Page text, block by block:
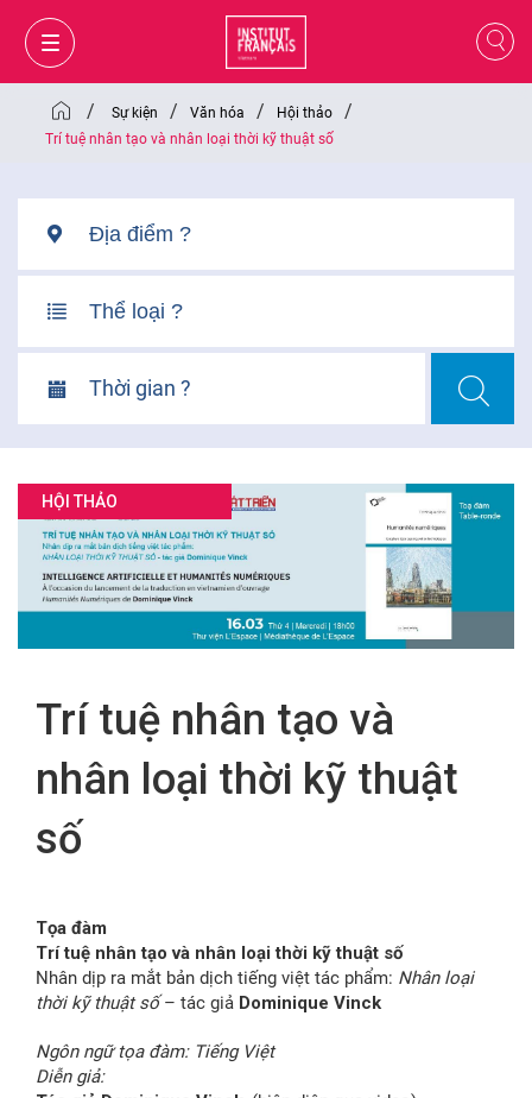
GIỎ HÀNG ĐĂNG NHẬP
/ Sự kiện / Văn hóa / Hội thảo /
Trí tuệ nhân tạo và nhân loại thời kỹ thuật số
Thời gian ?
HỘI THẢO
Trí tuệ nhân tạo và
nhân loại thời kỹ thuật
số
Tọa đàm
Trí tuệ nhân tạo và nhân loại thời kỹ thuật số
Nhân dịp ra mắt bản dịch tiếng việt tác phẩm: Nhân loại
thời kỹ thuật số– tác giả Dominique Vinck
Ngôn ngữ tọa đàm: Tiếng Việt
Diễn giả: